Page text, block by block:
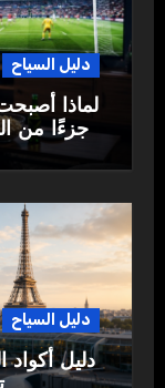
دليل السياح
لماذا
جزءًا من
دليل السياح